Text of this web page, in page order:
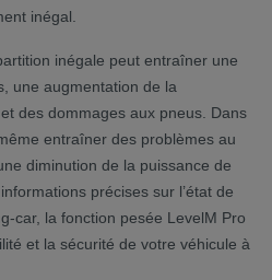
inégal.
inégale peut entraîner une
une augmentation de la
des dommages aux pneus. Dans
entraîner des problèmes au
diminution de la puissance de
précises sur l’état de
car, la fonction pesée LevelM Pro
et la sécurité de votre véhicule à